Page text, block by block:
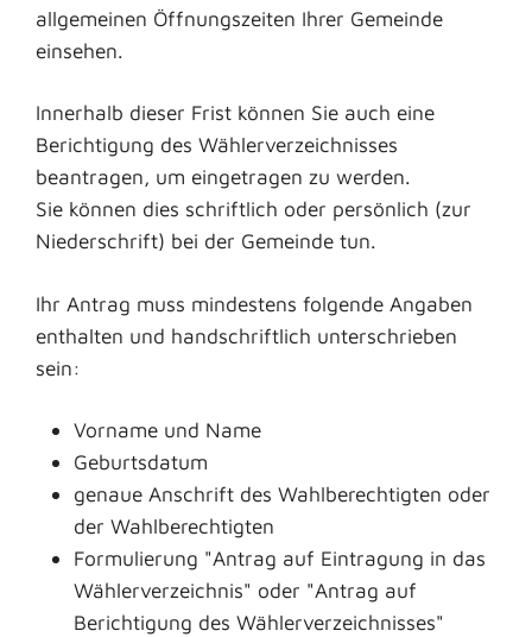
allgemeinen Öffnungszeiten Ihrer Gemeinde
einsehen.
Innerhalb dieser Frist können Sie auch eine
Berichtigung des Wählerverzeichnisses
beantragen, um eingetragen zu werden.
Sie können dies schriftlich oder persönlich (zur
Niederschrift) bei der Gemeinde tun.
Ihr Antrag muss mindestens folgende Angaben
enthalten und handschriftlich unterschrieben
sein:
Vorname und Name
Geburtsdatum
genaue Anschrift des Wahlberechtigten oder
der Wahlberechtigten
Formulierung "Antrag auf Eintragung in das
Wählerverzeichnis" oder "Antrag auf
Berichtigung des Wählerverzeichnisses"